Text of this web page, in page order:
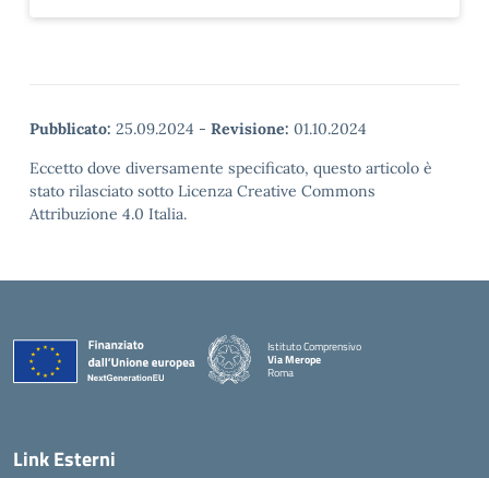
Pubblicato: 25.09.2024 - Revisione: 01.10.2024
Eccetto dove diversamente specificato, questo articolo è
stato rilasciato sotto Licenza Creative Commons
Attribuzione 4.0 Italia.
Istituto Comprensivo
Via Merope
Roma
Link Esterni